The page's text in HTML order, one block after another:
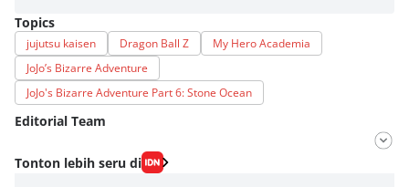
Topics
jujutsu kaisen Dragon Ball Z
My Hero Academia
JoJo’s Bizarre Adventure
JoJo's Bizarre Adventure Part 6: Stone Ocean
Editorial Team
Editor
Fahrul Razi Uni Nurullah
Tonton lebih seru di